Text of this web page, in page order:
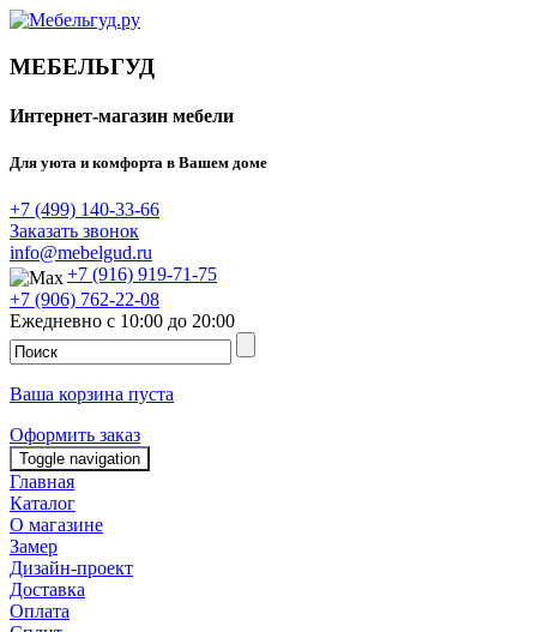
МЕБЕЛЬГУД
Интернет-магазин мебели
Для уюта и комфорта в Вашем доме
+7 (499) 140-33-66
Заказать звонок
info@mebelgud.ru
+7 (916) 919-71-75
+7 (906) 762-22-08
Ежедневно с 10:00 до 20:00
Ваша корзина пуста
Оформить заказ
Toggle navigation
Главная
Каталог
О магазине
Замер
Дизайн-проект
Доставка
Оплата